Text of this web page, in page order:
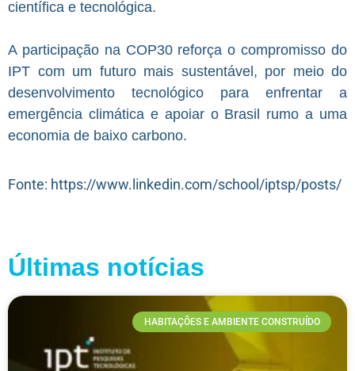
científica e tecnológica.
A participação na COP30 reforça o compromisso do
IPT com um futuro mais sustentável, por meio do
desenvolvimento tecnológico para enfrentar a
emergência climática e apoiar o Brasil rumo a uma
economia de baixo carbono.
Fonte: https://www.linkedin.com/school/iptsp/posts/
Últimas notícias
HABITAÇÕES E AMBIENTE CONSTRUÍDO